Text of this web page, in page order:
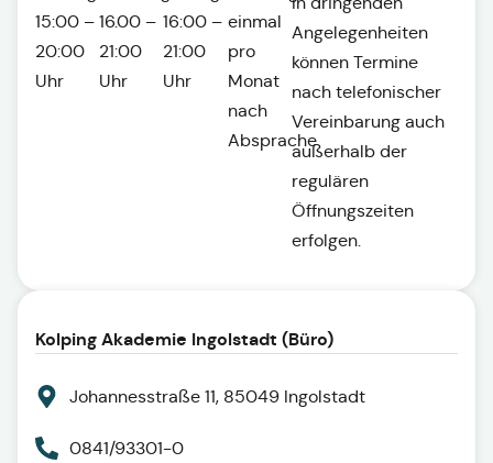
15:00 –
20:00
Uhr
16.00 –
21:00
Uhr
16:00 –
21:00
Uhr
einmal
pro
Monat
nach
Absprache
Angelegenheiten
können Termine
nach telefonischer
Vereinbarung auch
außerhalb der
regulären
Öffnungszeiten
erfolgen.
Kolping Akademie Ingolstadt (Büro)
Johannesstraße 11, 85049 Ingolstadt
0841/93301-0